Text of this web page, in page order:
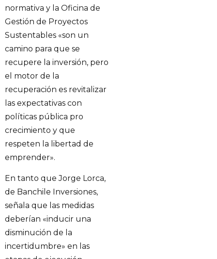
normativa y la Oficina de
Gestión de Proyectos
Sustentables «son un
camino para que se
recupere la inversión, pero
el motor de la
recuperación es revitalizar
las expectativas con
políticas pública pro
crecimiento y que
respeten la libertad de
emprender».
En tanto que Jorge Lorca,
de Banchile Inversiones,
señala que las medidas
deberían «inducir una
disminución de la
incertidumbre» en las